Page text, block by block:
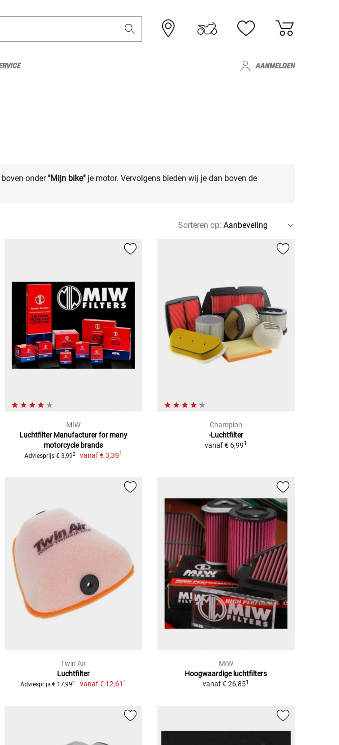
AANMELDEN
onder "Mijn bike" je motor. Vervolgens bieden wij je dan boven de
Sorteren op:
MIW
Luchtfilter Manufacturer for many
motorcycle brands
Adviesprijs € 3,992 vanaf€ 3,391
Champion
-Luchtfilter
vanaf€ 6,991
Twin Air
Luchtfilter
Adviesprijs € 17,992 vanaf€ 12,61 1
MIW
Hoogwaardige luchtfilters
vanaf€ 26,851